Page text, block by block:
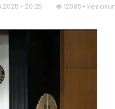
- 20:25 12085+ kez